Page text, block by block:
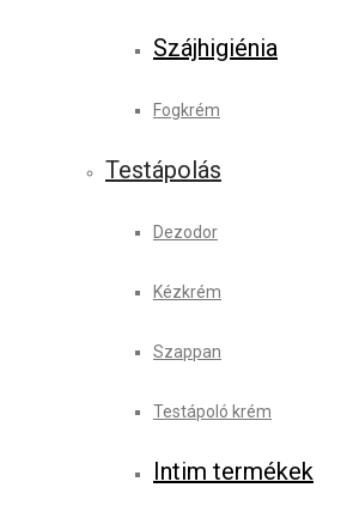
Szájhigiénia
Fogkrém
Testápolás
Dezodor
Kézkrém
Szappan
Testápoló krém
Intim termékek